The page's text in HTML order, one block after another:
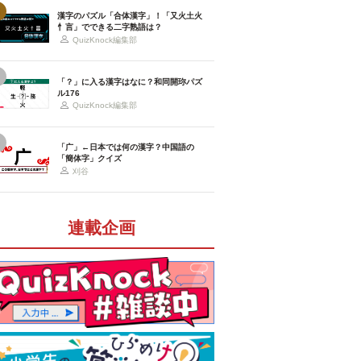
漢字のパズル「合体漢字」！「又火土火
忄言」でできる二字熟語は？
QuizKnock編集部
「？」に入る漢字はなに？和同開珎パズ
ル176
QuizKnock編集部
「广」←日本では何の漢字？中国語の
「簡体字」クイズ
刈谷
連載企画